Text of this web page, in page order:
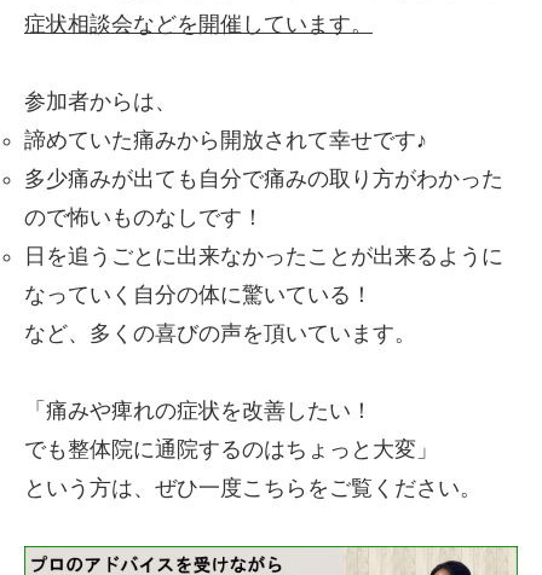
症状相談会などを開催しています。
参加者からは、
諦めていた痛みから開放されて幸せです♪
多少痛みが出ても自分で痛みの取り方がわかった
ので怖いものなしです！
日を追うごとに出来なかったことが出来るように
なっていく自分の体に驚いている！
など、多くの喜びの声を頂いています。
「痛みや痺れの症状を改善したい！
でも整体院に通院するのはちょっと大変」
という方は、ぜひ一度こちらをご覧ください。